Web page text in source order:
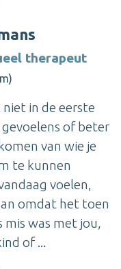
therapeut
in de eerste
of beter
van wie je
te kunnen
voelen,
omdat het toen
was met jou,
of ...